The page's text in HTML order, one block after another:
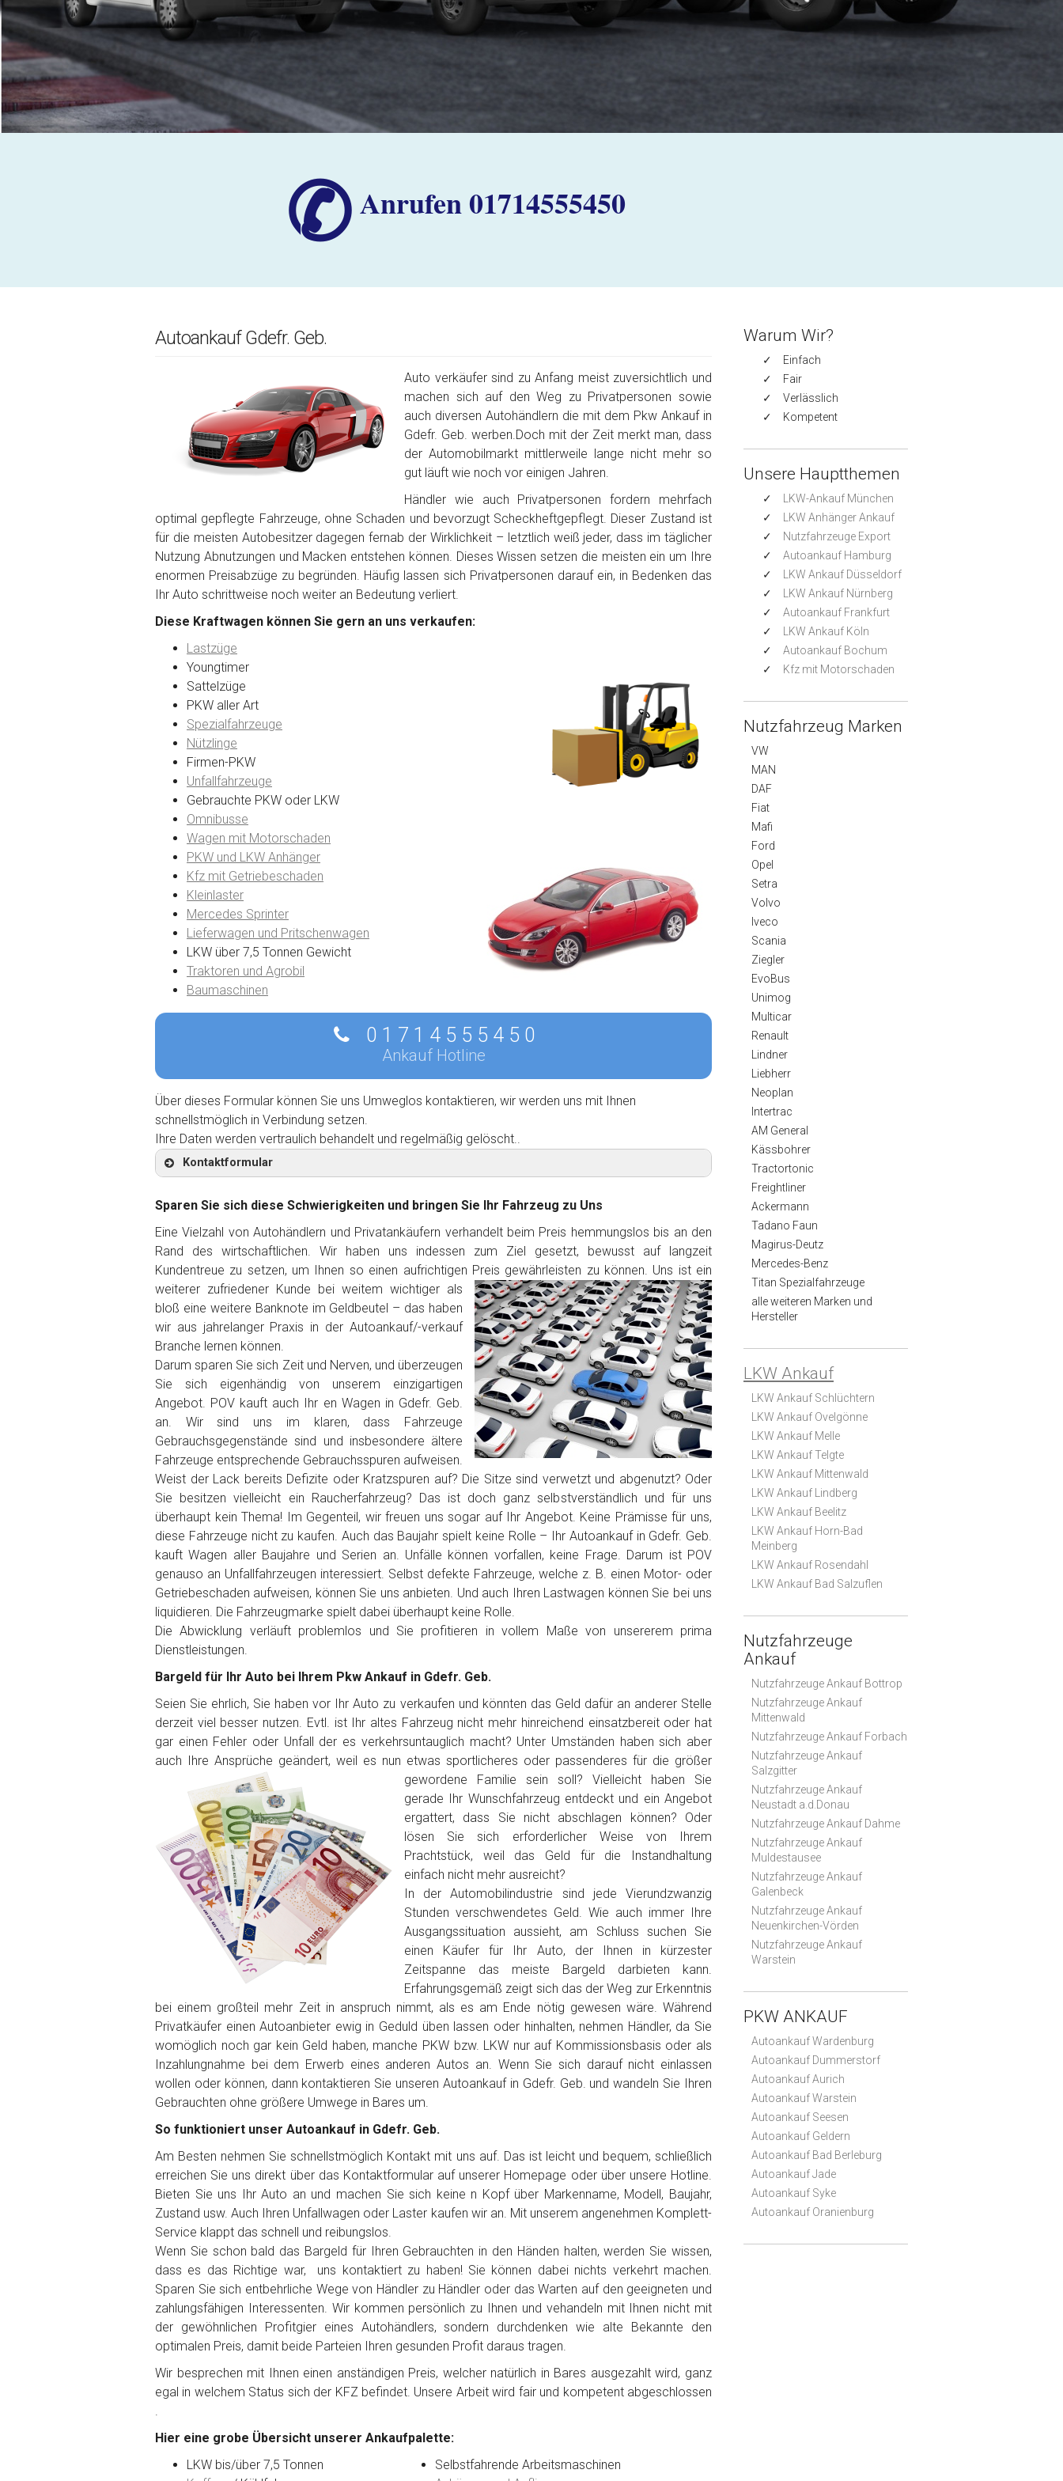
✆Anrufen 01714555450
Autoankauf Gdefr. Geb.
Auto verkäufer sind zu Anfang meist zuversichtlich und
machen sich auf den Weg zu Privatpersonen sowie
auch diversen Autohändlern die mit dem Pkw Ankauf in
Gdefr. Geb. werben.Doch mit der Zeit merkt man, dass
der Automobilmarkt mittlerweile lange nicht mehr so
gut läuft wie noch vor einigen Jahren.
Händler wie auch Privatpersonen fordern mehrfach
optimal gepflegte Fahrzeuge, ohne Schaden und bevorzugt Scheckheftgepflegt. Dieser Zustand ist
für die meisten Autobesitzer dagegen fernab der Wirklichkeit – letztlich weiß jeder, dass im täglicher
Nutzung Abnutzungen und Macken entstehen können. Dieses Wissen setzen die meisten ein um Ihre
enormen Preisabzüge zu begründen. Häufig lassen sich Privatpersonen darauf ein, in Bedenken das
Ihr Auto schrittweise noch weiter an Bedeutung verliert.
Diese Kraftwagen können Sie gern an uns verkaufen:
Lastzüge
Youngtimer
Sattelzüge
PKW aller Art
Spezialfahrzeuge
Nützlinge
Firmen-PKW
Unfallfahrzeuge
Gebrauchte PKW oder LKW
Omnibusse
Wagen mit Motorschaden
PKW und LKW Anhänger
Kfz mit Getriebeschaden
Kleinlaster
Mercedes Sprinter
Lieferwagen und Pritschenwagen
LKW über 7,5 Tonnen Gewicht
Traktoren und Agrobil
Baumaschinen
0 1 7 1 4 5 5 5 4 5 0
Ankauf Hotline
Über dieses Formular können Sie uns Umweglos kontaktieren, wir werden uns mit Ihnen
schnellstmöglich in Verbindung setzen.
Ihre Daten werden vertraulich behandelt und regelmäßig gelöscht..
Kontaktformular
Kontaktformular
Marke*
Model*
Baujahr
Getriebe
Bekannte Schäden
Kilometerstand
Preisvorstellung
Name*
Telefon*
Email
PLZ und Ort
Foto Nr. 1
Foto Nr. 2
Foto Nr. 3
Sonstiges
Fertig
Wie viel ist 10+2 ?
Sparen Sie sich diese Schwierigkeiten und bringen Sie Ihr Fahrzeug zu Uns
Eine Vielzahl von Autohändlern und Privatankäufern verhandelt beim Preis hemmungslos bis an den
Rand des wirtschaftlichen. Wir haben uns indessen zum Ziel gesetzt, bewusst auf langzeit
Kundentreue zu setzen, um Ihnen so einen aufrichtigen Preis gewährleisten zu können. Uns ist ein
weiterer zufriedener Kunde
bei weitem wichtiger als
bloß eine weitere Banknote im Geldbeutel – das haben
wir aus jahrelanger Praxis in der Autoankauf/-verkauf
Branche lernen können.
Darum sparen Sie sich Zeit und Nerven, und überzeugen
Sie sich eigenhändig von unserem einzigartigen
Angebot. POV kauft auch Ihr en Wagen in Gdefr. Geb.
an. Wir sind uns im klaren, dass Fahrzeuge
Gebrauchsgegenstände sind und insbesondere ältere
Fahrzeuge entsprechende Gebrauchsspuren aufweisen.
Weist der Lack bereits Defizite oder Kratzspuren auf? Die Sitze sind verwetzt und abgenutzt? Oder
Sie besitzen vielleicht ein Raucherfahrzeug? Das ist doch ganz selbstverständlich und für uns
überhaupt kein Thema! Im Gegenteil, wir freuen uns sogar auf Ihr Angebot. Keine Prämisse für uns,
diese Fahrzeuge nicht zu kaufen. Auch das Baujahr spielt keine Rolle – Ihr Autoankauf in Gdefr. Geb.
kauft Wagen aller Baujahre und Serien an. Unfälle können vorfallen, keine Frage. Darum ist POV
genauso an Unfallfahrzeugen interessiert. Selbst defekte Fahrzeuge, welche z. B. einen Motor- oder
Getriebeschaden aufweisen, können Sie uns anbieten. Und auch Ihren Lastwagen können Sie bei uns
liquidieren. Die Fahrzeugmarke spielt dabei überhaupt keine Rolle.
Die Abwicklung verläuft problemlos und Sie profitieren in vollem Maße von unsererem prima
Dienstleistungen.
Bargeld für Ihr Auto bei Ihrem Pkw Ankauf in Gdefr. Geb.
Seien Sie ehrlich, Sie haben vor Ihr Auto zu verkaufen und könnten das Geld dafür an anderer Stelle
derzeit viel besser nutzen. Evtl. ist Ihr altes Fahrzeug nicht mehr hinreichend einsatzbereit oder hat
gar einen Fehler oder Unfall der es verkehrsuntauglich macht? Unter Umständen haben sich aber
auch Ihre Ansprüche geändert, weil es nun etwas sportlicheres oder passenderes für die größer
gewordene Familie sein soll? Vielleicht haben Sie
gerade Ihr Wunschfahrzeug entdeckt und ein Angebot
ergattert, dass Sie nicht abschlagen können? Oder
lösen Sie sich erforderlicher Weise von Ihrem
Prachtstück, weil das Geld für die Instandhaltung
einfach nicht mehr ausreicht?
In der Automobilindustrie sind jede Vierundzwanzig
Stunden verschwendetes Geld. Wie auch immer Ihre
Ausgangssituation aussieht, am Schluss suchen Sie
einen Käufer für Ihr Auto, der Ihnen in kürzester
Zeitspanne das meiste Bargeld darbieten kann.
Erfahrungsgemäß zeigt sich das der Weg zur Erkenntnis
bei einem großteil mehr Zeit in anspruch nimmt, als es am Ende nötig gewesen wäre. Während
Privatkäufer einen Autoanbieter ewig in Geduld üben lassen oder hinhalten, nehmen Händler, da Sie
womöglich noch gar kein Geld haben, manche PKW bzw. LKW nur auf Kommissionsbasis oder als
Inzahlungnahme bei dem Erwerb eines anderen Autos an. Wenn Sie sich darauf nicht einlassen
wollen oder können, dann kontaktieren Sie unseren Autoankauf in Gdefr. Geb. und wandeln Sie Ihren
Gebrauchten ohne größere Umwege in Bares um.
So funktioniert unser Autoankauf in Gdefr. Geb.
Am Besten nehmen Sie schnellstmöglich Kontakt mit uns auf. Das ist leicht und bequem, schließlich
erreichen Sie uns direkt über das Kontaktformular auf unserer Homepage oder über unsere Hotline.
Bieten Sie uns Ihr Auto an und machen Sie sich keine n Kopf über Markenname, Modell, Baujahr,
Zustand usw. Auch Ihren Unfallwagen oder Laster kaufen wir an. Mit unserem angenehmen Komplett-
Service klappt das schnell und reibungslos.
Wenn Sie schon bald das Bargeld für Ihren Gebrauchten in den Händen halten, werden Sie wissen,
dass es das Richtige war, uns kontaktiert zu haben! Sie können dabei nichts verkehrt machen.
Sparen Sie sich entbehrliche Wege von Händler zu Händler oder das Warten auf den geeigneten und
zahlungsfähigen Interessenten. Wir kommen persönlich zu Ihnen und vehandeln mit Ihnen nicht mit
der gewöhnlichen Profitgier eines Autohändlers, sondern durchdenken wie alte Bekannte den
optimalen Preis, damit beide Parteien Ihren gesunden Profit daraus tragen.
Wir besprechen mit Ihnen einen anständigen Preis, welcher natürlich in Bares ausgezahlt wird, ganz
egal in welchem Status sich der KFZ befindet. Unsere Arbeit wird fair und kompetent abgeschlossen
.
Hier eine grobe Übersicht unserer Ankaufpalette:
LKW bis/über 7,5 Tonnen
Selbstfahrende Arbeitsmaschinen
Warum Wir?
Einfach
Fair
Verlässlich
Kompetent
Unsere Hauptthemen
LKW-Ankauf München
LKW Anhänger Ankauf
Nutzfahrzeuge Export
Autoankauf Hamburg
LKW Ankauf Düsseldorf
LKW Ankauf Nürnberg
Autoankauf Frankfurt
LKW Ankauf Köln
Autoankauf Bochum
Kfz mit Motorschaden
Nutzfahrzeug Marken
VW
MAN
DAF
Fiat
Mafi
Ford
Opel
Setra
Volvo
Iveco
Scania
Ziegler
EvoBus
Unimog
Multicar
Renault
Lindner
Liebherr
Neoplan
Intertrac
AM General
Kässbohrer
Tractortonic
Freightliner
Ackermann
Tadano Faun
Magirus-Deutz
Mercedes-Benz
Titan Spezialfahrzeuge
alle weiteren Marken und
Hersteller
LKW Ankauf
LKW Ankauf Schlüchtern
LKW Ankauf Ovelgönne
LKW Ankauf Melle
LKW Ankauf Telgte
LKW Ankauf Mittenwald
LKW Ankauf Lindberg
LKW Ankauf Beelitz
LKW Ankauf Horn-Bad
Meinberg
LKW Ankauf Rosendahl
LKW Ankauf Bad Salzuflen
Nutzfahrzeuge
Ankauf
Nutzfahrzeuge Ankauf Bottrop
Nutzfahrzeuge Ankauf
Mittenwald
Nutzfahrzeuge Ankauf Forbach
Nutzfahrzeuge Ankauf
Salzgitter
Nutzfahrzeuge Ankauf
Neustadt a.d.Donau
Nutzfahrzeuge Ankauf Dahme
Nutzfahrzeuge Ankauf
Muldestausee
Nutzfahrzeuge Ankauf
Galenbeck
Nutzfahrzeuge Ankauf
Neuenkirchen-Vörden
Nutzfahrzeuge Ankauf
Warstein
PKW ANKAUF
Autoankauf Wardenburg
Autoankauf Dummerstorf
Autoankauf Aurich
Autoankauf Warstein
Autoankauf Seesen
Autoankauf Geldern
Autoankauf Bad Berleburg
Autoankauf Jade
Autoankauf Syke
Autoankauf Oranienburg